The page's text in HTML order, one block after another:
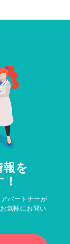
を
パートナーが
気軽にお問い